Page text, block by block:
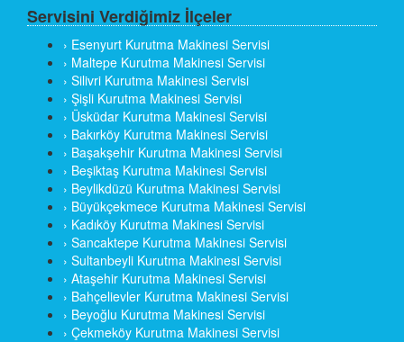
Servisini Verdiğimiz İlçeler
› Esenyurt Kurutma Makinesi Servisi
› Maltepe Kurutma Makinesi Servisi
› Silivri Kurutma Makinesi Servisi
› Şişli Kurutma Makinesi Servisi
› Üsküdar Kurutma Makinesi Servisi
› Bakırköy Kurutma Makinesi Servisi
› Başakşehir Kurutma Makinesi Servisi
› Beşiktaş Kurutma Makinesi Servisi
› Beylikdüzü Kurutma Makinesi Servisi
› Büyükçekmece Kurutma Makinesi Servisi
› Kadıköy Kurutma Makinesi Servisi
› Sancaktepe Kurutma Makinesi Servisi
› Sultanbeyli Kurutma Makinesi Servisi
› Ataşehir Kurutma Makinesi Servisi
› Bahçelievler Kurutma Makinesi Servisi
› Beyoğlu Kurutma Makinesi Servisi
› Çekmeköy Kurutma Makinesi Servisi